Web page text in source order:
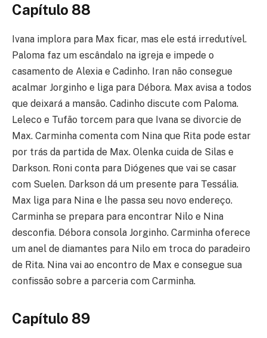
Capítulo 88
Ivana implora para Max ficar, mas ele está irredutível.
Paloma faz um escândalo na igreja e impede o
casamento de Alexia e Cadinho. Iran não consegue
acalmar Jorginho e liga para Débora. Max avisa a todos
que deixará a mansão. Cadinho discute com Paloma.
Leleco e Tufão torcem para que Ivana se divorcie de
Max. Carminha comenta com Nina que Rita pode estar
por trás da partida de Max. Olenka cuida de Silas e
Darkson. Roni conta para Diógenes que vai se casar
com Suelen. Darkson dá um presente para Tessália.
Max liga para Nina e lhe passa seu novo endereço.
Carminha se prepara para encontrar Nilo e Nina
desconfia. Débora consola Jorginho. Carminha oferece
um anel de diamantes para Nilo em troca do paradeiro
de Rita. Nina vai ao encontro de Max e consegue sua
confissão sobre a parceria com Carminha.
Capítulo 89